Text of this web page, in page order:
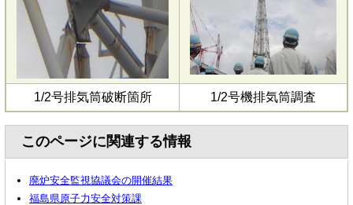
1/2号排気筒破断箇所 1/2号機排気筒調査
このページに関連する情報
廃炉安全監視協議会の開催結果
福島県原子力安全対策課